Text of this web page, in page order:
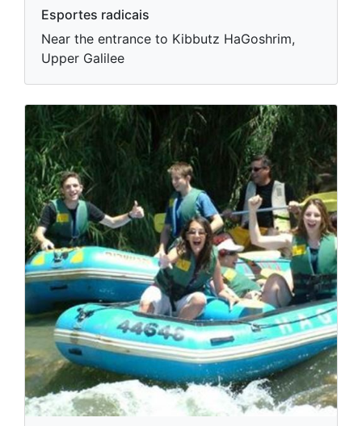
Esportes radicais
Near the entrance to Kibbutz HaGoshrim,
Upper Galilee